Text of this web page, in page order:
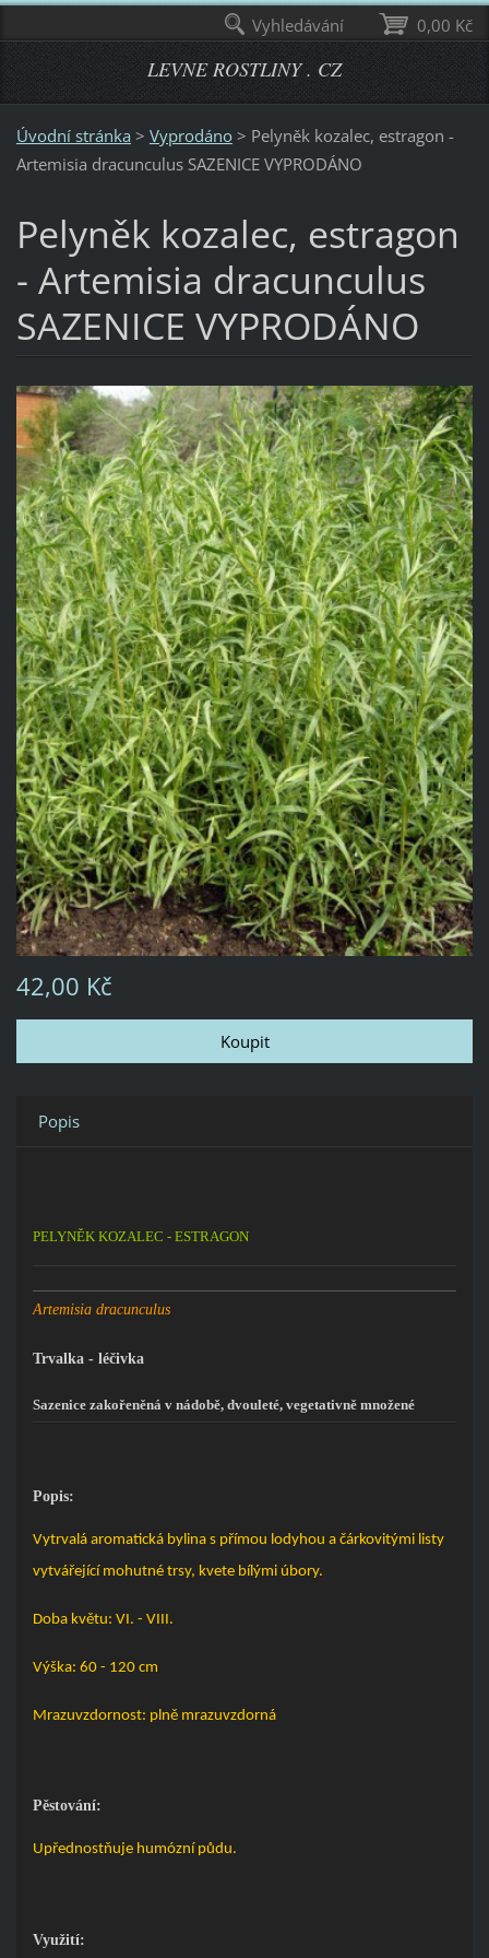
LEVNE ROSTLINY . CZ
Úvodní stránka > Vyprodáno > Pelyněk kozalec, estragon -
Artemisia dracunculus SAZENICE VYPRODÁNO
Pelyněk kozalec, estragon
- Artemisia dracunculus
SAZENICE VYPRODÁNO
42,00 Kč
Popis
PELYNĚK KOZALEC - ESTRAGON
Artemisia dracunculus
Trvalka - léčivka
Sazenice zakořeněná v nádobě, dvouleté, vegetativně množené
Popis:
Vytrvalá aromatická bylina s přímou lodyhou a čárkovitými listy
vytvářející mohutné trsy, kvete bílými úbory.
Doba květu: VI. - VIII.
Výška: 60 - 120 cm
Mrazuvzdornost: plně mrazuvzdorná
Pěstování:
Upřednostňuje humózní půdu.
Využití:
0,00 Kč
Vyhledávání